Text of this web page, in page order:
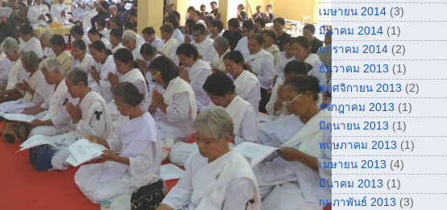
เมษายน 2014 (3)
มีนาคม 2014 (1)
มกราคม 2014 (2)
ธันวาคม 2013 (1)
พฤศจิกายน 2013 (2)
กรกฎาคม 2013 (1)
มิถุนายน 2013 (1)
พฤษภาคม 2013 (1)
เมษายน 2013 (4)
มีนาคม 2013 (1)
กุมภาพันธ์ 2013 (3)